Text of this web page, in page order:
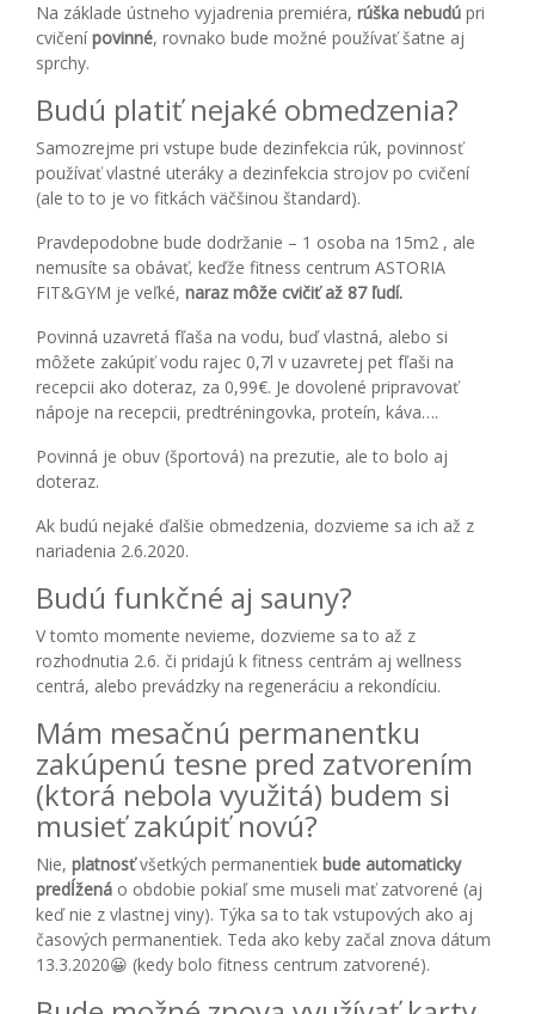
Na základe ústneho vyjadrenia premiéra, rúška nebudú pri
cvičenípovinné, rovnako bude možné používať šatne aj
sprchy.
Budú platiť nejaké obmedzenia?
Samozrejme pri vstupe bude dezinfekcia rúk, povinnosť
používať vlastné uteráky a dezinfekcia strojov po cvičení
(ale to to je vo fitkách väčšinou štandard).
Pravdepodobne bude dodržanie – 1 osoba na 15m2 , ale
nemusíte sa obávať, keďže fitness centrum ASTORIA
FIT&GYM je veľké, naraz môže cvičiť až 87 ľudí.
Povinná uzavretá fľaša na vodu, buď vlastná, alebo si
môžete zakúpiť vodu rajec 0,7l v uzavretej pet fľaši na
recepcii ako doteraz, za 0,99€. Je dovolené pripravovať
nápoje na recepcii, predtréningovka, proteín, káva….
Povinná je obuv (športová) na prezutie, ale to bolo aj
doteraz.
Ak budú nejaké ďalšie obmedzenia, dozvieme sa ich až z
nariadenia 2.6.2020.
Budú funkčné aj sauny?
V tomto momente nevieme, dozvieme sa to až z
rozhodnutia 2.6. či pridajú k fitness centrám aj wellness
centrá, alebo prevádzky na regeneráciu a rekondíciu.
Mám mesačnú permanentku
zakúpenú tesne pred zatvorením
(ktorá nebola využitá) budem si
musieť zakúpiť novú?
Nie, platnosťvšetkých permanentiek bude automaticky
predĺžená o obdobie pokiaľ sme museli mať zatvorené (aj
keď nie z vlastnej viny). Týka sa to tak vstupových ako aj
časových permanentiek. Teda ako keby začal znova dátum
13.3.2020😀 (kedy bolo fitness centrum zatvorené).